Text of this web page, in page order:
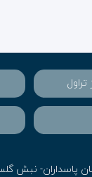
تراول
پاسداران- نبش